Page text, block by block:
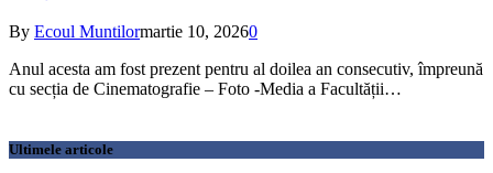
By Ecoul Muntilormartie 10, 20260
Anul acesta am fost prezent pentru al doilea an consecu­tiv, împreună
cu secția de Cinematografie – Foto -Media a Facultății…
Ultimele articole